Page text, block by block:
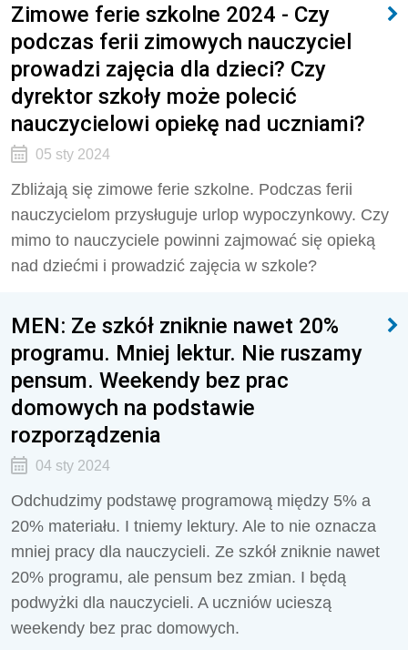
Zimowe ferie szkolne 2024 - Czy
podczas ferii zimowych nauczyciel
prowadzi zajęcia dla dzieci? Czy
dyrektor szkoły może polecić
nauczycielowi opiekę nad uczniami?
05 sty 2024
Zbliżają się zimowe ferie szkolne. Podczas ferii
nauczycielom przysługuje urlop wypoczynkowy. Czy
mimo to nauczyciele powinni zajmować się opieką
nad dziećmi i prowadzić zajęcia w szkole?
MEN: Ze szkół zniknie nawet 20%
programu. Mniej lektur. Nie ruszamy
pensum. Weekendy bez prac
domowych na podstawie
rozporządzenia
04 sty 2024
Odchudzimy podstawę programową między 5% a
20% materiału. I tniemy lektury. Ale to nie oznacza
mniej pracy dla nauczycieli. Ze szkół zniknie nawet
20% programu, ale pensum bez zmian. I będą
podwyżki dla nauczycieli. A uczniów ucieszą
weekendy bez prac domowych.